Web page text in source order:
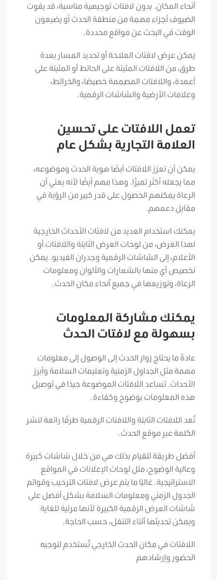
أنحاء المكان. بدون لافتات توجيهية مناسبة، قد يفوت
الضيوف أجزاء مهمة من منطقة الحدث أو يضيعون
الوقت في البحث عن مواقع محددة.
يمكن عرض لافتات الملاحة أو تحديد المسار بعدة
طرق، من اللافتات المثبتة على الحائط أو المثبتة على
أعمدة، واللافتات المصممة خصيصًا، والخرائط،
وعلامات الأرضية والشاشات الرقمية.
تعمل اللافتات على تحسين
العلامة التجارية بشكل عام
يمكن أن تعزز اللافتات أيضًا هوية الحدث وموضوعه،
مما يجعله أكثر تميزًا. وهذا مهم أيضًا لأنه يعني أن
الرعاة يمكنهم الحصول على قدر كبير من الرؤية في
مقابل دعمهم.
يمكنك استخدام العديد من لافتات الأحداث الخارجية
لهذا الغرض، من لوحات العرض الثابتة واللافتات أو
الأعلام، إلى الشاشات الرقمية وجدران الفيديو. يمكن
تخصيص أي منها بالشعارات والألوان ومعلومات
الرعاة، وتوزيعها في جميع أنحاء مكان الحدث.
يمكنك مشاركة المعلومات
بسهولة مع لافتات الحدث
عادةً ما يحتاج زوار الحدث إلى الوصول إلى معلومات
مهمة مثل الجداول الزمنية وتعليمات السلامة وأبرز
الأحداث. تساعد اللافتات الموضوعة جيدًا في توصيل
هذه المعلومات بوضوح وكفاءة.
تُعد اللافتات الثابتة واللافتات الرقمية طرقًا رائعة لنشر
الكلمة عبر موقع الحدث.
أفضل طريقة للقيام بذلك هي من خلال شاشات كبيرة
وعالية الوضوح، مثل لوحات الإعلانات في المواقع
الاستراتيجية. غالبًا ما يتم عرض لافتات الترحيب وقوائم
الجدول الزمني ومعلومات السلامة بشكل أفضل على
شاشات العرض الرقمية الكبيرة لأنها مرئية للغاية
ويمكن تحديثها أثناء التنقل، حسب الحاجة.
اللافتات في مكان الحدث الخارجي تُستخدم لتوجيه
الحضور وإرشادهم